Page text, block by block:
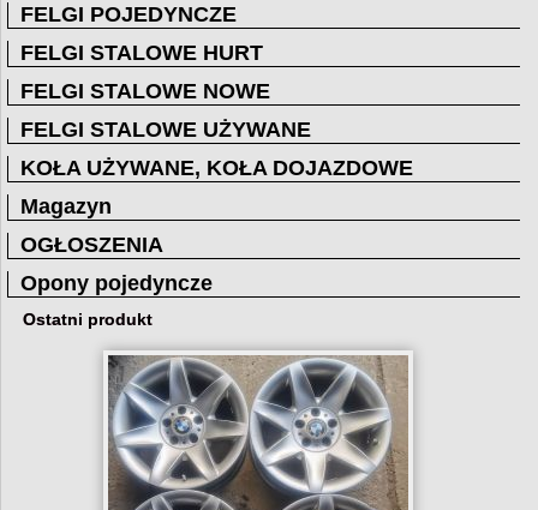
FELGI POJEDYNCZE
FELGI STALOWE HURT
FELGI STALOWE NOWE
FELGI STALOWE UŻYWANE
KOŁA UŻYWANE, KOŁA DOJAZDOWE
Magazyn
OGŁOSZENIA
Opony pojedyncze
Ostatni produkt